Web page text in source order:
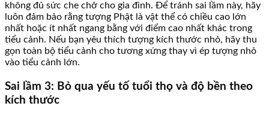
không đủ sức che chở cho gia đình. Để tránh sai lầm này, hãy
luôn đảm bảo rằng tượng Phật là vật thể có chiều cao lớn
nhất hoặc ít nhất ngang bằng với điểm cao nhất khác trong
tiểu cảnh. Nếu bạn yêu thích tượng kích thước nhỏ, hãy thu
gọn toàn bộ tiểu cảnh cho tương xứng thay vì ép tượng nhỏ
vào tiểu cảnh lớn.
Sai lầm 3: Bỏ qua yếu tố tuổi thọ và độ bền theo
kích thước